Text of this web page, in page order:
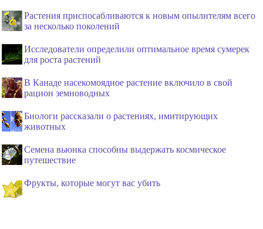
Растения приспосабливаются к новым опылителям всего
за несколько поколений
Исследователи определили оптимальное время сумерек
для роста растений
В Канаде насекомоядное растение включило в свой
рацион земноводных
Биологи рассказали о растениях, имитирующих
животных
Семена вьюнка способны выдержать космическое
путешествие
Фрукты, которые могут вас убить